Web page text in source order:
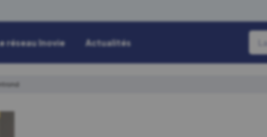
réseau Inovie Actualités